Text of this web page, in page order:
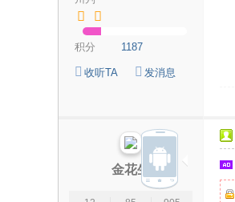
积分 1187
收听TA 发消息
金花生